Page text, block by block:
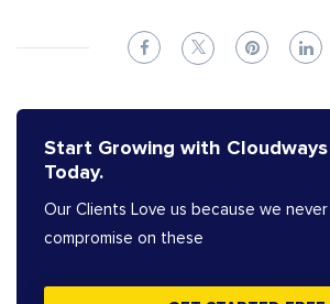
Start Growing with Cloudways
Today.
Our Clients Love us because we never
compromise on these